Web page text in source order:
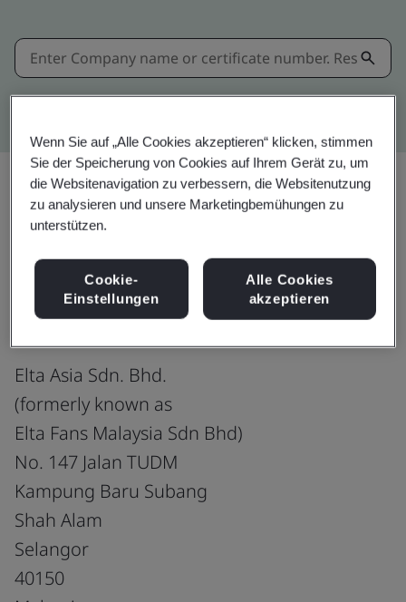
Kitemark advanced search
Teilen:
ISO 9001:2015
Elta Asia Sdn. Bhd.
(formerly known as
Elta Fans Malaysia Sdn Bhd)
No. 147 Jalan TUDM
Kampung Baru Subang
Shah Alam
Selangor
40150
Wenn Sie auf „Alle Cookies akzeptieren“ klicken, stimmen
Sie der Speicherung von Cookies auf Ihrem Gerät zu, um
die Websitenavigation zu verbessern, die Websitenutzung
zu analysieren und unsere Marketingbemühungen zu
unterstützen.
Cookie-
Einstellungen
Alle Cookies
akzeptieren